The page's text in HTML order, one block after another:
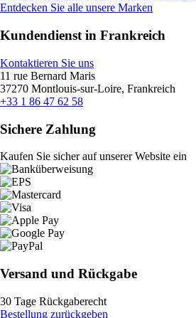
Entdecken Sie alle unsere Marken
Kundendienst in Frankreich
Kontaktieren Sie uns
11 rue Bernard Maris
37270 Montlouis-sur-Loire, Frankreich
+33 1 86 47 62 58
Sichere Zahlung
Kaufen Sie sicher auf unserer Website ein
Versand und Rückgabe
30 Tage Rückgaberecht
Bestellung zurückgeben